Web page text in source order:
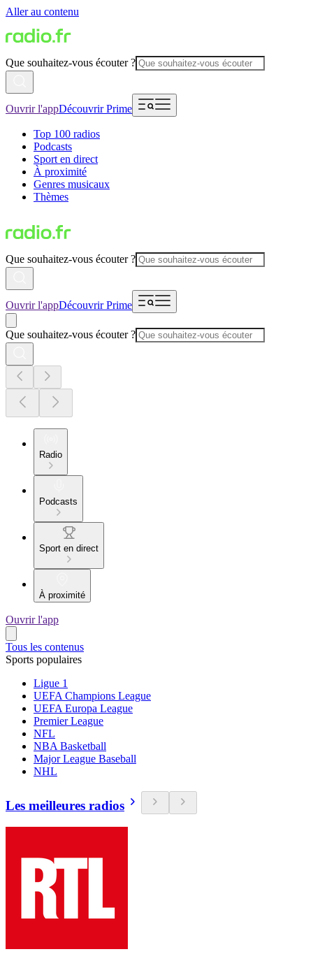
Aller au contenu
Que souhaitez-vous écouter ?
Ouvrir l'appDécouvrir Prime
Top 100 radios
Podcasts
Sport en direct
À proximité
Genres musicaux
Thèmes
Que souhaitez-vous écouter ?
Ouvrir l'appDécouvrir Prime
Que souhaitez-vous écouter ?
Radio
Podcasts
Sport en direct
À proximité
Ouvrir l'app
Tous les contenus
Sports populaires
Ligue 1
UEFA Champions League
UEFA Europa League
Premier League
NFL
NBA Basketball
Major League Baseball
NHL
Les meilleures radios